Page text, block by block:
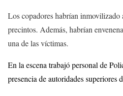
Los copadores habrían
precintos. Además, habrían
una de las víctimas.
En la escena trabajó personal de
presencia de autoridades superiores